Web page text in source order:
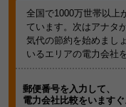
全国で1000万世帯以上
ています。次はアナタ
気代の節約を始めまし
いるエリアの電力会社
郵便番号を入力して、
電力会社比較をいます